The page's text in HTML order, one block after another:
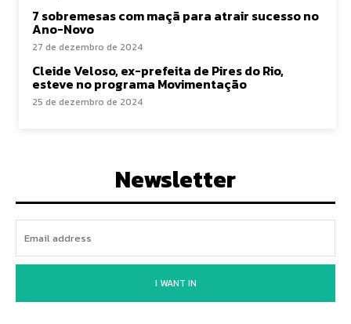
7 sobremesas com maçã para atrair sucesso no
Ano-Novo
27 de dezembro de 2024
Cleide Veloso, ex-prefeita de Pires do Rio,
esteve no programa Movimentação
25 de dezembro de 2024
Newsletter
I WANT IN